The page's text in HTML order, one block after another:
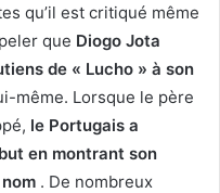
qu’il est critiqué même
que Diogo Jota
de « Lucho » à son
même. Lorsque le père
le Portugais a
en montrant son
. De nombreux